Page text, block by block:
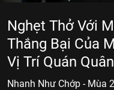
Nghẹt Thở Với
Thắng Bại Của
Vị Trí Quán
Nhanh Như Chớp - Mùa 2